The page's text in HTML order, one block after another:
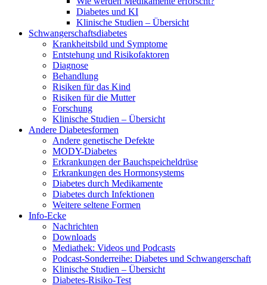
Diabetes und KI
Klinische Studien – Übersicht
Schwangerschaftsdiabetes
Krankheitsbild und Symptome
Entstehung und Risikofaktoren
Diagnose
Behandlung
Risiken für das Kind
Risiken für die Mutter
Forschung
Klinische Studien – Übersicht
Andere Diabetesformen
Andere genetische Defekte
MODY-Diabetes
Erkrankungen der Bauchspeicheldrüse
Erkrankungen des Hormonsystems
Diabetes durch Medikamente
Diabetes durch Infektionen
Weitere seltene Formen
Info-Ecke
Nachrichten
Downloads
Mediathek: Videos und Podcasts
Podcast-Sonderreihe: Diabetes und Schwangerschaft
Klinische Studien – Übersicht
Diabetes-Risiko-Test